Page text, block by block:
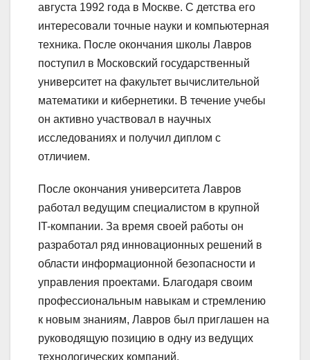
августа 1992 года в Москве. С детства его
интересовали точные науки и компьютерная
техника. После окончания школы Лавров
поступил в Московский государственный
университет на факультет вычислительной
математики и кибернетики. В течение учебы
он активно участвовал в научных
исследованиях и получил диплом с
отличием.
После окончания университета Лавров
работал ведущим специалистом в крупной
IT-компании. За время своей работы он
разработал ряд инновационных решений в
области информационной безопасности и
управления проектами. Благодаря своим
профессиональным навыкам и стремлению
к новым знаниям, Лавров был приглашен на
руководящую позицию в одну из ведущих
технологических компаний.